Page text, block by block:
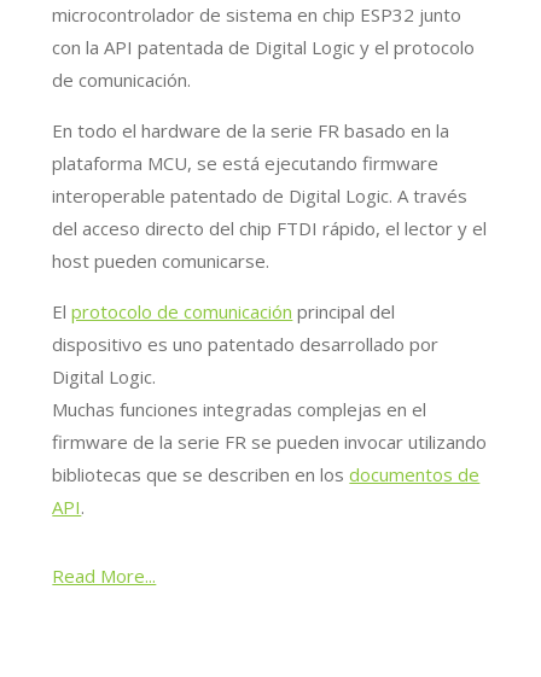
microcontrolador de sistema en chip ESP32 junto
con la API patentada de Digital Logic y el protocolo
de comunicación.
En todo el hardware de la serie FR basado en la
plataforma MCU, se está ejecutando firmware
interoperable patentado de Digital Logic. A través
del acceso directo del chip FTDI rápido, el lector y el
host pueden comunicarse.
Elprotocolo de comunicación principal del
dispositivo es uno patentado desarrollado por
Digital Logic.
Muchas funciones integradas complejas en el
firmware de la serie FR se pueden invocar utilizando
bibliotecas que se describen en losdocumentos de
API.
Read More...